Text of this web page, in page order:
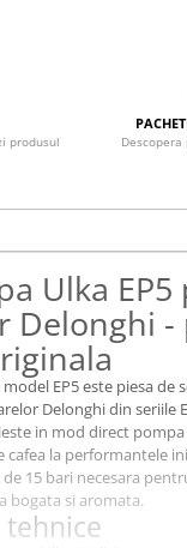
produsul
Ulka
Delonghi -
EP5 este piesa de
Delonghi din seriile
in mod direct
cafea la performantele
15 bari necesara
bogata si aromata.